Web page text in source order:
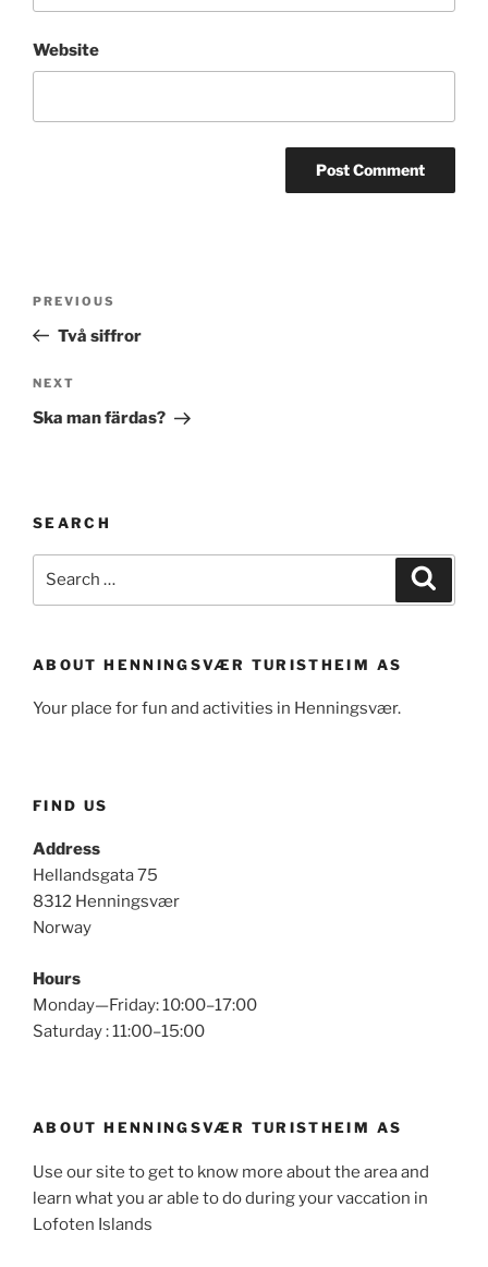
Website
Previous
Post
PREVIOUS
Två siffror
Next
Post
NEXT
Ska man färdas?
SEARCH
ABOUT HENNINGSVÆR TURISTHEIM AS
Your place for fun and activities in Henningsvær.
FIND US
Address
Hellandsgata 75
8312 Henningsvær
Norway
Hours
Monday—Friday: 10:00–17:00
Saturday : 11:00–15:00
ABOUT HENNINGSVÆR TURISTHEIM AS
Use our site to get to know more about the area and
learn what you ar able to do during your vaccation in
Lofoten Islands